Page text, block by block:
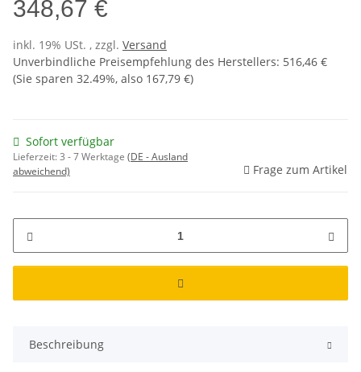
348,67 €
inkl. 19% USt. , zzgl. Versand
Unverbindliche Preisempfehlung des Herstellers: 516,46 €
(Sie sparen 32.49%, also 167,79 €)
Sofort verfügbar
Lieferzeit:3 - 7 Werktage (DE - Ausland
abweichend)
Frage zum Artikel
Beschreibung